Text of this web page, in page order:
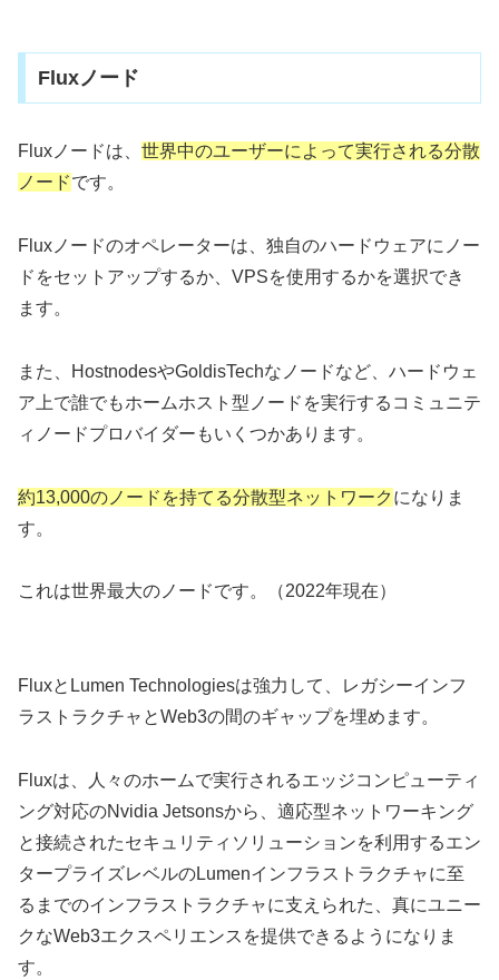
Fluxノード
Fluxノードは、 世界中のユーザーによって実行される分散
ノードです。
Fluxノードのオペレーターは、独自のハードウェアにノー
ドをセットアップするか、VPSを使用するかを選択でき
ます。
また、HostnodesやGoldisTechなノードなど、ハードウェ
ア上で誰でもホームホスト型ノードを実行するコミュニテ
ィノードプロバイダーもいくつかあります。
約13,000のノードを持てる分散型ネットワーク になりま
す。
これは世界最大のノードです。（2022年現在）
FluxとLumen Technologiesは強力して、レガシーインフ
ラストラクチャとWeb3の間のギャップを埋めます。
Fluxは、人々のホームで実行されるエッジコンピューティ
ング対応のNvidia Jetsonsから、適応型ネットワーキング
と接続されたセキュリティソリューションを利用するエン
タープライズレベルのLumenインフラストラクチャに至
るまでのインフラストラクチャに支えられた、真にユニー
クなWeb3エクスペリエンスを提供できるようになりま
す。